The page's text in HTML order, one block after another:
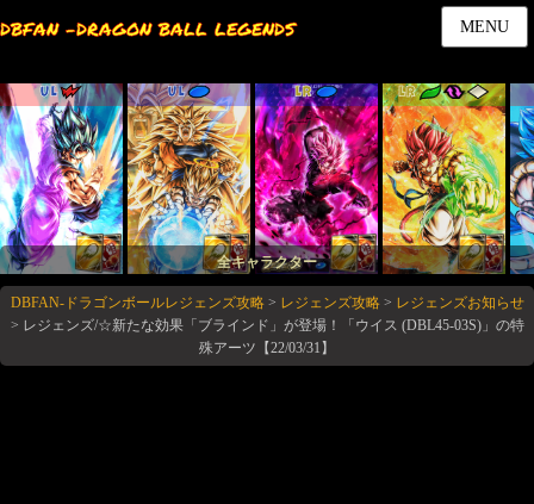
DBFAN -DRAGON BALL LEGENDS MENU
UL UL LR LR
全キャラクター
DBFAN-ドラゴンボールレジェンズ攻略> レジェンズ攻略> レジェンズお知らせ
> レジェンズ/☆新たな効果「ブラインド」が登場！「ウイス (DBL45-03S)」の特
殊アーツ【22/03/31】